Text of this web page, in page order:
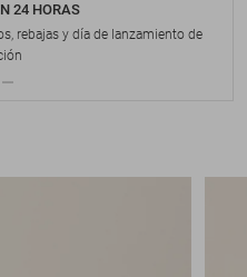
24 HORAS
rebajas y día de lanzamiento de